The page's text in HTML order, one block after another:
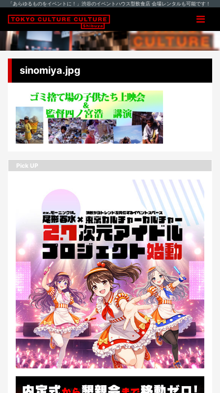
「あらゆるものをイベントに！」渋谷のイベントハウス型飲食店 会場レンタルも可能です！
sinomiya.jpg
Pick UP